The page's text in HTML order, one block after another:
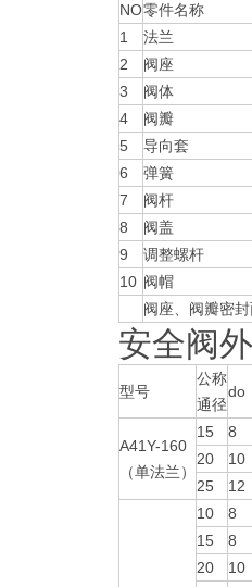
NO零件名称
1
法兰
2
阀座
3
阀体
4
阀瓣
5
导向套
6
弹簧
7
阀杆
8
阀盖
9
调整螺杆
10 阀帽
阀座、阀瓣密
安全阀
型号
公称
通径
do
A41Y-160
（单法兰）
15
8
20
10
25
12
10
8
15
8
20
10